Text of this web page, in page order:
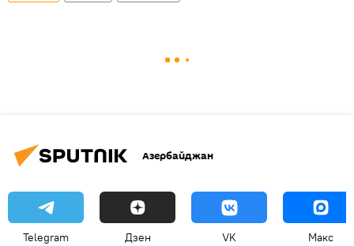
Азербайджан
Telegram Дзен VK Макс